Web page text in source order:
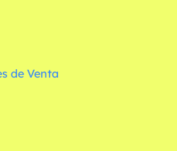
de Venta